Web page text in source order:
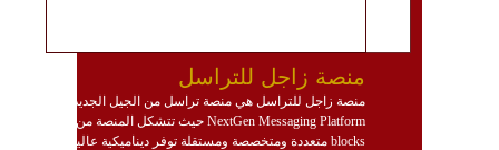
منصة زاجل للتراسل
منصة زاجل للتراسل هي منصة تراسل من الجيل الجديد
NextGen Messaging Platform حيث تتشكل المنصة من
blocks متعددة ومتخصصة ومستقلة توفر ديناميكية عالية